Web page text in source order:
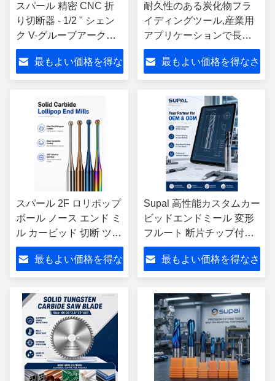
スパール 精密 CNC 折
り切断器 - 1/2 " シェン
ク V-グルーブアークス
ロットリングフレーシ
ングツール
最もよい価格を得な
耐久性のある炭化物フラ
イディングツール,産業用
アプリケーションで長期
にわたって優れた耐熱性
と安定性を提供する
最もよい価格を得なさ
スパール 2F ロリポップ
ボール ノース エンド ミ
ル カービッド 切断 ツー
ル CNC 機械 ロリポッ
プ フリース 切断機
最もよい価格を得な
Supal 高性能カスタムカー
ビッドエンドミール 変形
フルート 断片チップ付き
CNCフレーシングカット
ODM OEM SUS
最もよい価格を得なさ